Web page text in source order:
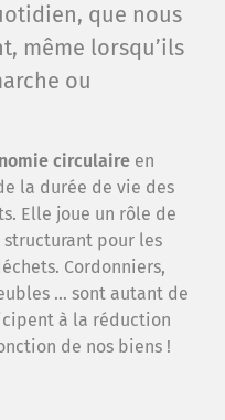
que nous
même lorsqu’ils
ou
circulaire en
la durée de vie des
Elle joue un rôle de
pour les
Cordonniers,
… sont autant de
à la réduction
de nos biens !